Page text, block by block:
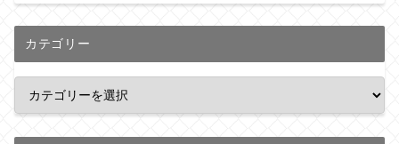
カテゴリー